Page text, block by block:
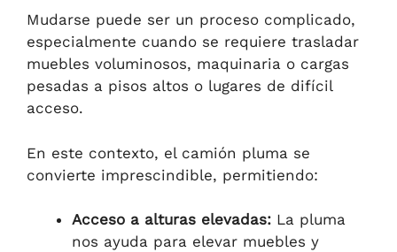
Mudarse puede ser un proceso complicado,
especialmente cuando se requiere trasladar
muebles voluminosos, maquinaria o cargas
pesadas a pisos altos o lugares de difícil
acceso.
En este contexto, el camión pluma se
convierte imprescindible, permitiendo:
Acceso a alturas elevadas: La pluma
nos ayuda para elevar muebles y